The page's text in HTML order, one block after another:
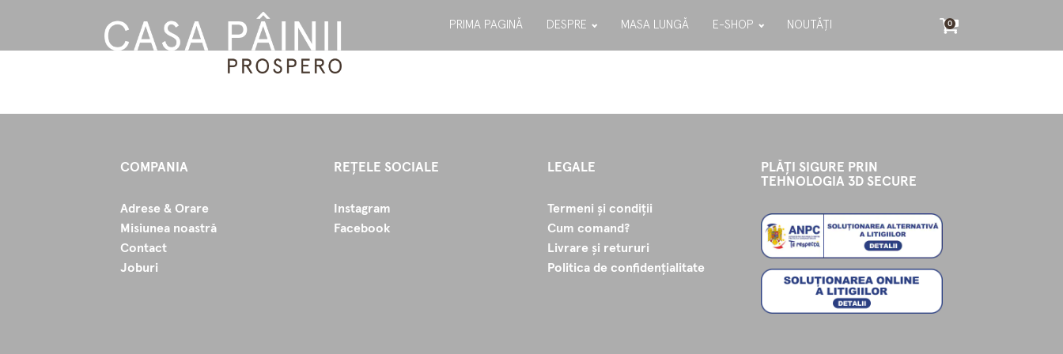
PRIMA PAGINĂ DESPRE MASA LUNGĂ E-SHOP NOUTĂȚI 0
COMPANIA
Adrese & Orare
Misiunea noastră
Contact
Joburi
REȚELE SOCIALE
Instagram
Facebook
LEGALE
Termeni și condiții
Cum comand?
Livrare și retururi
Politica de confidențialitate
PLĂȚI SIGURE PRIN
TEHNOLOGIA 3D SECURE